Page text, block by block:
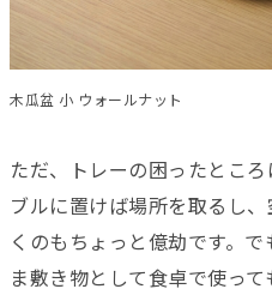
木瓜盆 小 ウォールナット
ただ、トレーの困ったとこ
ブルに置けば場所を取るし
くのもちょっと億劫です。
ま敷き物として食卓で使っ